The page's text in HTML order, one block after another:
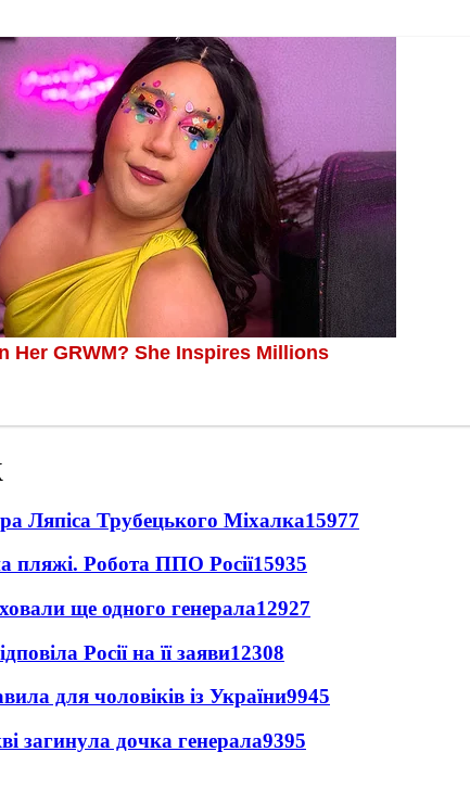
Ляпіса Трубецького Міхалка15977
пляжі. Робота ППО Росії15935
ще одного генерала12927
Росії на її заяви12308
для чоловіків із України9945
загинула дочка генерала9395